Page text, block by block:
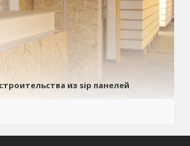
из sip панелей